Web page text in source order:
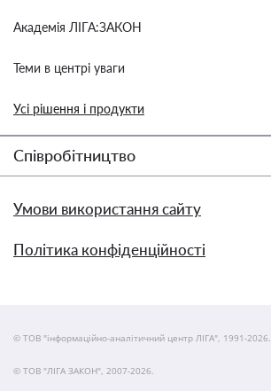
Академія ЛІГА:ЗАКОН
Теми в центрі уваги
Усі рішення і продукти
Співробітництво
Умови використання сайту
Політика конфіденційності
© ТОВ "інформаційно-аналітичний центр ЛІГА", 1991-2026.
© ТОВ "ЛІГА ЗАКОН", 2007-2026.